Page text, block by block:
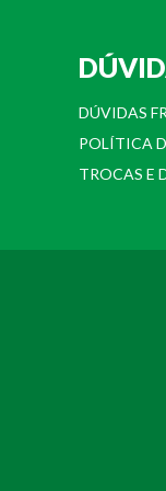
DÚVIDAS
POLÍTICA
TROCAS E